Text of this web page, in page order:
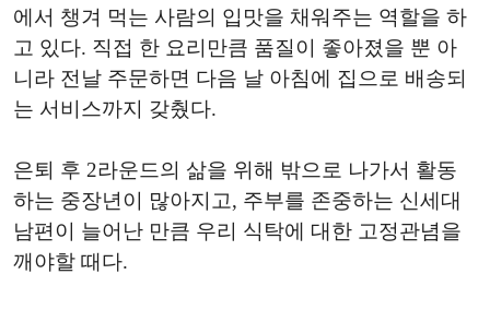
에서 챙겨 먹는 사람의 입맛을 채워주는 역할을 하
고 있다. 직접 한 요리만큼 품질이 좋아졌을 뿐 아
니라 전날 주문하면 다음 날 아침에 집으로 배송되
는 서비스까지 갖췄다.
은퇴 후 2라운드의 삶을 위해 밖으로 나가서 활동
하는 중장년이 많아지고, 주부를 존중하는 신세대
남편이 늘어난 만큼 우리 식탁에 대한 고정관념을
깨야할 때다.